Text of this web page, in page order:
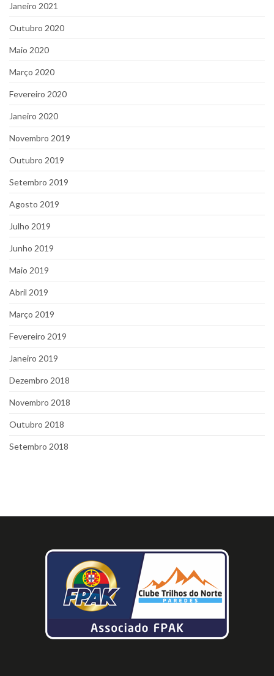
Janeiro 2021
Outubro 2020
Maio 2020
Março 2020
Fevereiro 2020
Janeiro 2020
Novembro 2019
Outubro 2019
Setembro 2019
Agosto 2019
Julho 2019
Junho 2019
Maio 2019
Abril 2019
Março 2019
Fevereiro 2019
Janeiro 2019
Dezembro 2018
Novembro 2018
Outubro 2018
Setembro 2018